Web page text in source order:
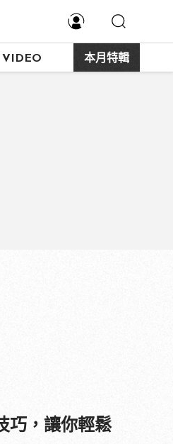
VIDEO 本月特輯
巧，讓你輕鬆